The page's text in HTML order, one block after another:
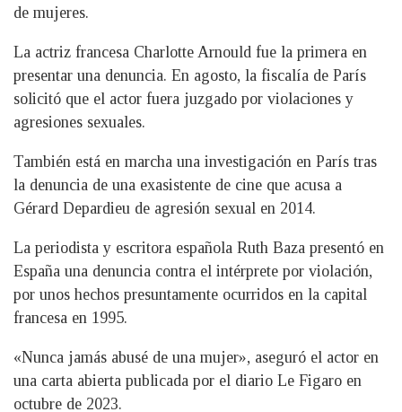
de mujeres.
La actriz francesa Charlotte Arnould fue la primera en
presentar una denuncia. En agosto, la fiscalía de París
solicitó que el actor fuera juzgado por violaciones y
agresiones sexuales.
También está en marcha una investigación en París tras
la denuncia de una exasistente de cine que acusa a
Gérard Depardieu de agresión sexual en 2014.
La periodista y escritora española Ruth Baza presentó en
España una denuncia contra el intérprete por violación,
por unos hechos presuntamente ocurridos en la capital
francesa en 1995.
«Nunca jamás abusé de una mujer», aseguró el actor en
una carta abierta publicada por el diario Le Figaro en
octubre de 2023.